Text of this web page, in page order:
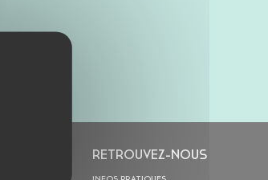
RETROUVEZ-NOUS